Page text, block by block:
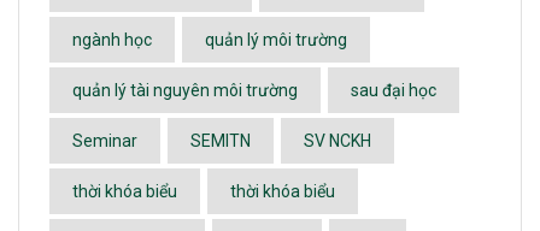
ngành học quản lý môi trường
quản lý tài nguyên môi trường sau đại học
Seminar SEMITN SV NCKH
thời khóa biểu thời khóa biểu